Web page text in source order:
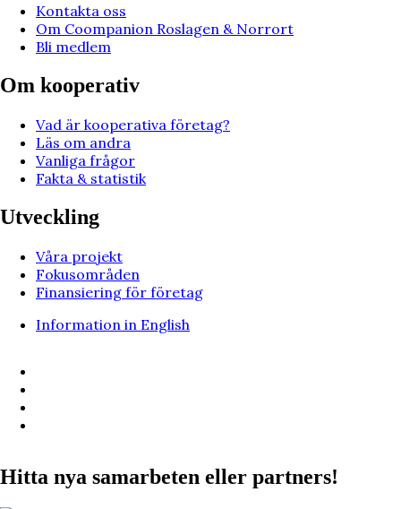
Kontakta oss
Om Coompanion Roslagen & Norrort
Bli medlem
Om kooperativ
Vad är kooperativa företag?
Läs om andra
Vanliga frågor
Fakta & statistik
Utveckling
Våra projekt
Fokusområden
Finansiering för företag
Information in English
Hitta nya samarbeten eller partners!